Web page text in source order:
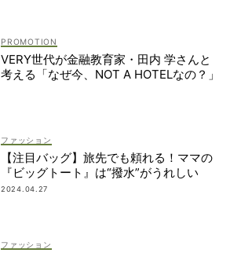
VERY世代が金融教育家・田内 学さんと
考える「なぜ今、NOT A HOTELなの？」
ファッション
【注目バッグ】旅先でも頼れる！ママの
『ビッグトート』は“撥水”がうれしい
2024.04.27
ファッション